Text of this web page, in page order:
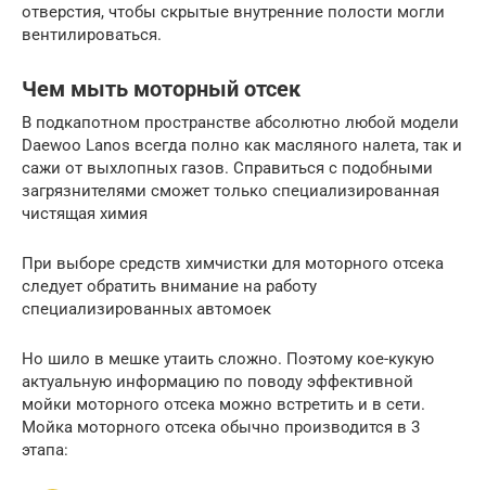
отверстия, чтобы скрытые внутренние полости могли
вентилироваться.
Чем мыть моторный отсек
В подкапотном пространстве абсолютно любой модели
Daewoo Lanos всегда полно как масляного налета, так и
сажи от выхлопных газов. Справиться с подобными
загрязнителями сможет только специализированная
чистящая химия
При выборе средств химчистки для моторного отсека
следует обратить внимание на работу
специализированных автомоек
Но шило в мешке утаить сложно. Поэтому кое-кукую
актуальную информацию по поводу эффективной
мойки моторного отсека можно встретить и в сети.
Мойка моторного отсека обычно производится в 3
этапа: